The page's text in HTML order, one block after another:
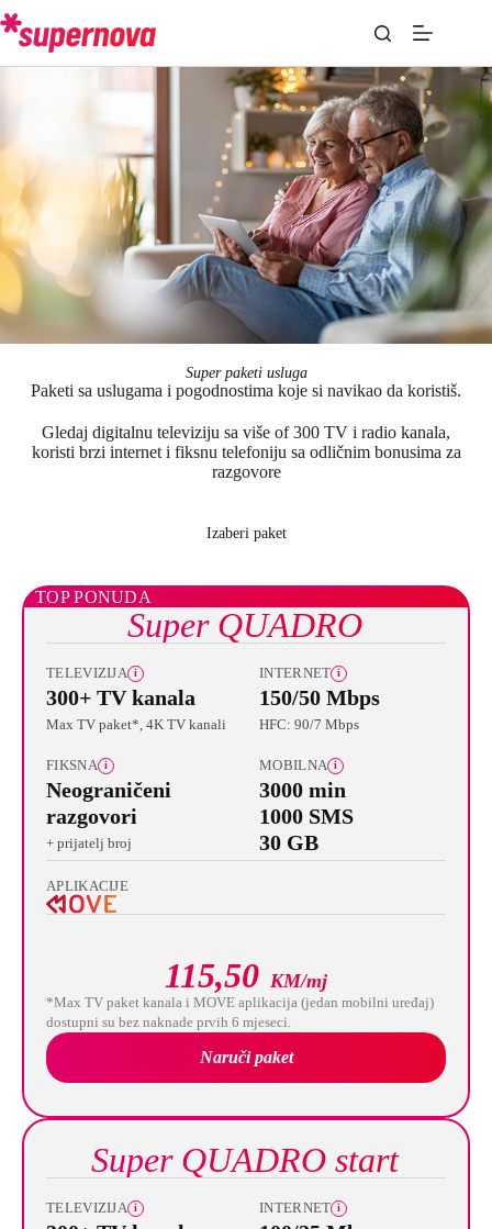
Super paketi usluga
Paketi sa uslugama i pogodnostima koje si navikao da koristiš.
Gledaj digitalnu televiziju sa više of 300 TV i radio kanala,
koristi brzi internet i fiksnu telefoniju sa odličnim bonusima za
razgovore
Izaberi paket
TOP PONUDA
Super QUADRO
TELEVIZIJA i
300+ TV kanala
Max TV paket*, 4K TV kanali
INTERNET i
150/50 Mbps
HFC: 90/7 Mbps
FIKSNA i
Neograničeni
razgovori
+ prijatelj broj
MOBILNA i
3000 min
1000 SMS
30 GB
APLIKACIJE
115,50 KM/mj
*Max TV paket kanala i MOVE aplikacija (jedan mobilni uređaj)
dostupni su bez naknade prvih 6 mjeseci.
Naruči paket
Super QUADRO start
TELEVIZIJA i INTERNET i